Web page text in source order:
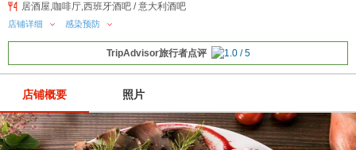
居酒屋,咖啡厅,西班牙酒吧 / 意大利酒吧
店铺详细 感染预防
TripAdvisor旅行者点评
店铺概要 照片